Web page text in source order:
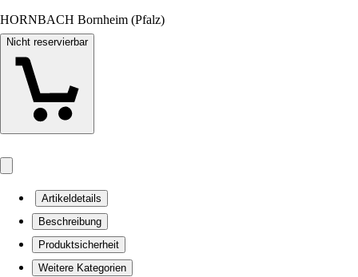
HORNBACH Bornheim (Pfalz)
Nicht reservierbar
Artikeldetails
Beschreibung
Produktsicherheit
Weitere Kategorien